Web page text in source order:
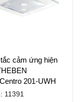
cảm ứng hiện
201-UWH
11391